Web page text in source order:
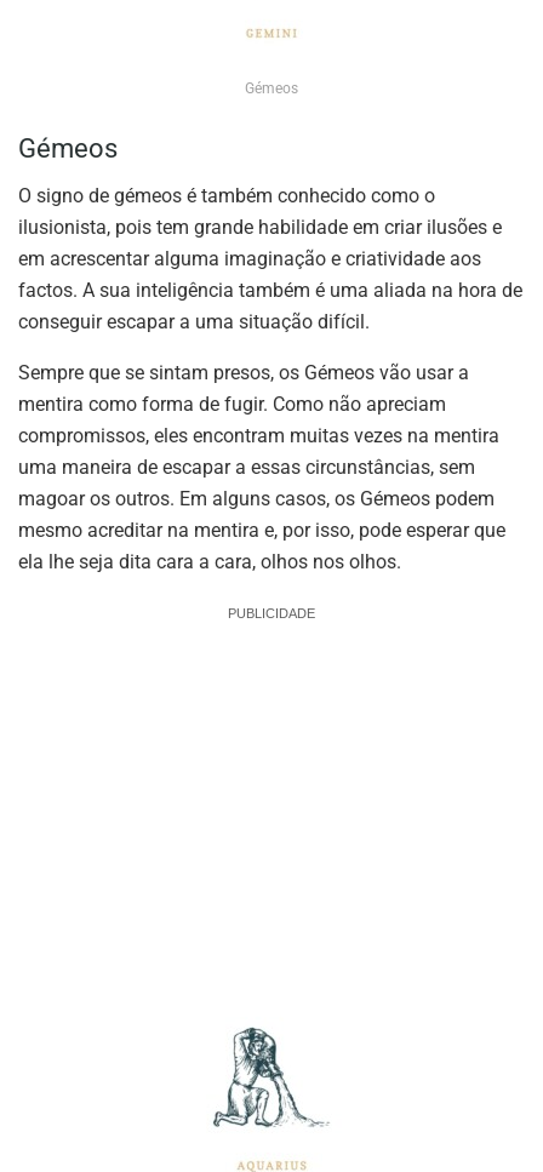
Gémeos
Gémeos
O signo de gémeos é também conhecido como o
ilusionista, pois tem grande habilidade em criar ilusões e
em acrescentar alguma imaginação e criatividade aos
factos. A sua inteligência também é uma aliada na hora de
conseguir escapar a uma situação difícil.
Sempre que se sintam presos, os Gémeos vão usar a
mentira como forma de fugir. Como não apreciam
compromissos, eles encontram muitas vezes na mentira
uma maneira de escapar a essas circunstâncias, sem
magoar os outros. Em alguns casos, os Gémeos podem
mesmo acreditar na mentira e, por isso, pode esperar que
ela lhe seja dita cara a cara, olhos nos olhos.
PUBLICIDADE